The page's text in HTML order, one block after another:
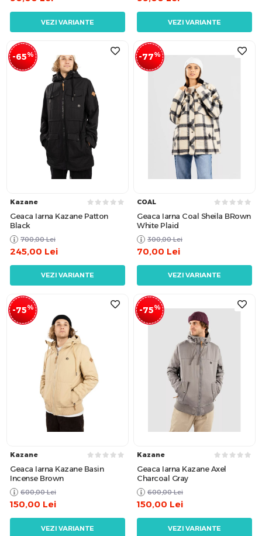
VEZI VARIANTE VEZI VARIANTE
-65%
Kazane
Geaca Iarna Kazane Patton
Black
700,00 Lei
245,00 Lei
VEZI VARIANTE
-77%
COAL
Geaca Iarna Coal Sheila BRown
White Plaid
300,00 Lei
70,00 Lei
VEZI VARIANTE
-75%
Kazane
Geaca Iarna Kazane Basin
Incense Brown
600,00 Lei
150,00 Lei
VEZI VARIANTE
-75%
Kazane
Geaca Iarna Kazane Axel
Charcoal Gray
600,00 Lei
150,00 Lei
VEZI VARIANTE